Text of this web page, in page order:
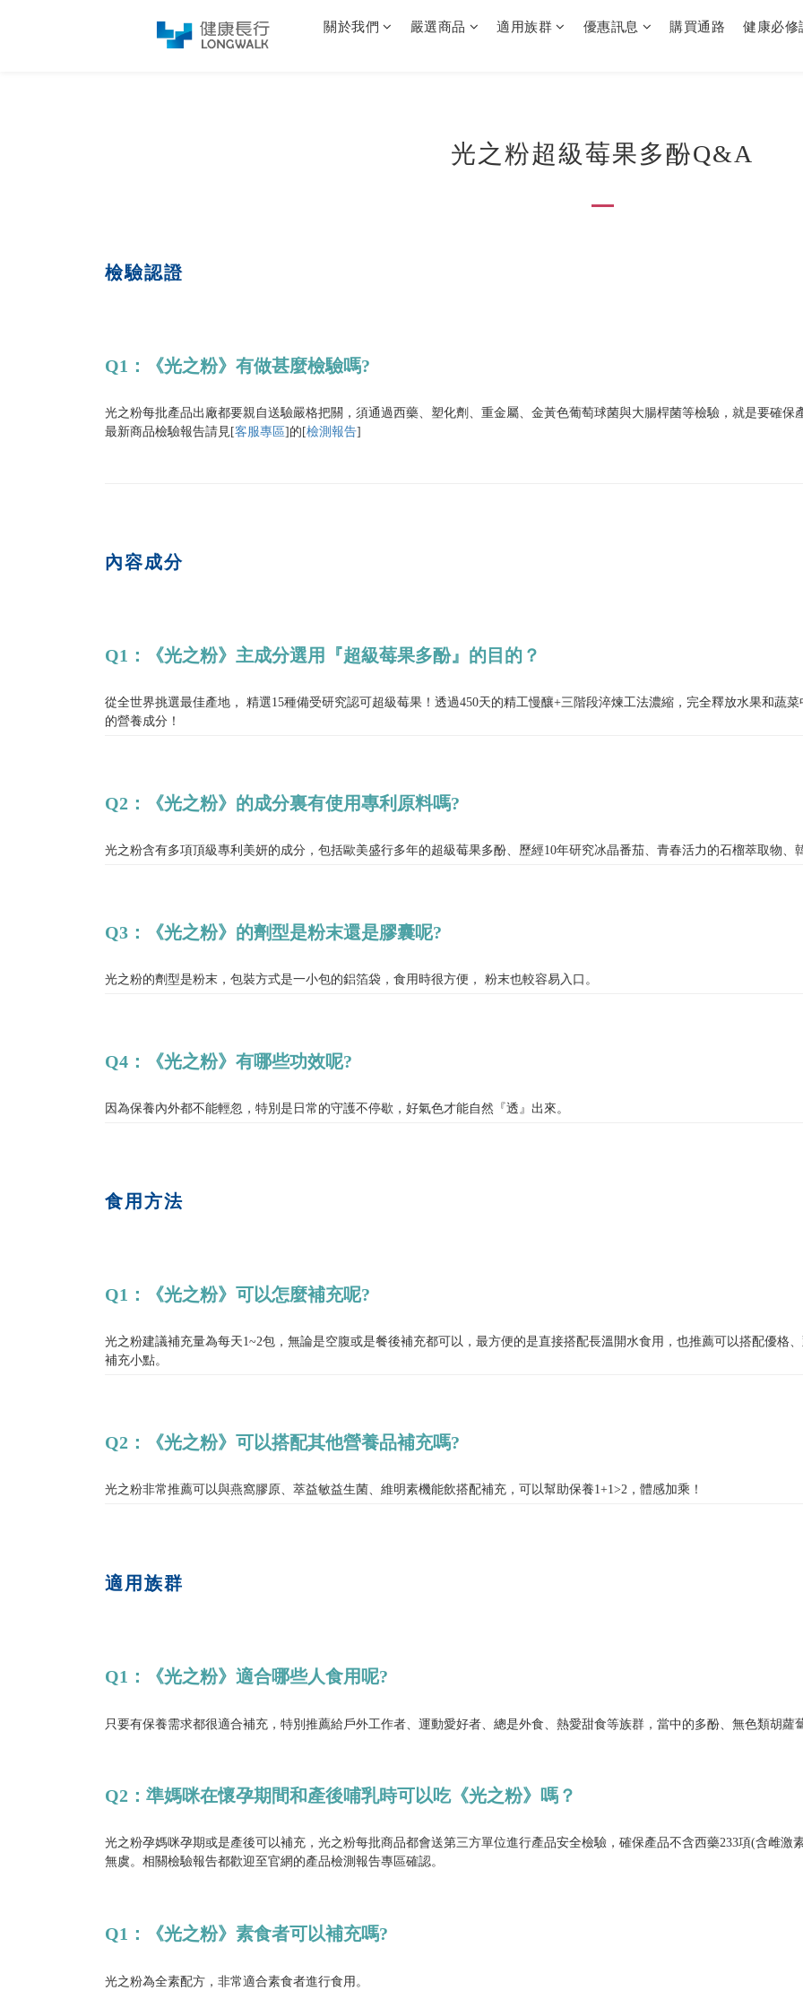
關於我們 嚴選商品 適用族群 優惠訊息 購買通路 健康必修
光之粉超級莓果多酚Q&A
檢驗認證
Q1：《光之粉》有做甚麼檢驗嗎?
光之粉每批產品出廠都要親自送驗嚴格把關，須通過西藥、塑化劑、重金屬、金黃色葡萄球菌與大腸桿菌等檢驗，就是要確保
最新商品檢驗報告請見[客服專區]的[檢測報告]
內容成分
Q1：《光之粉》主成分選用『超級莓果多酚』的目的？
從全世界挑選最佳產地， 精選15種備受研究認可超級莓果！透過450天的精工慢釀+三階段淬煉工法濃縮，完全釋放水果和蔬
的營養成分！
Q2：《光之粉》的成分裏有使用專利原料嗎?
光之粉含有多項頂級專利美妍的成分，包括歐美盛行多年的超級莓果多酚、歷經10年研究冰晶番茄、青春活力的石榴萃取物、
Q3：《光之粉》的劑型是粉末還是膠囊呢?
光之粉的劑型是粉末，包裝方式是一小包的鋁箔袋，食用時很方便， 粉末也較容易入口。
Q4：《光之粉》有哪些功效呢?
因為保養內外都不能輕忽，特別是日常的守護不停歇，好氣色才能自然『透』出來。
食用方法
Q1：《光之粉》可以怎麼補充呢?
光之粉建議補充量為每天1~2包，無論是空腹或是餐後補充都可以，最方便的是直接搭配長溫開水食用，也推薦可以搭配優格
補充小點。
Q2：《光之粉》可以搭配其他營養品補充嗎?
光之粉非常推薦可以與燕窩膠原、萃益敏益生菌、維明素機能飲搭配補充，可以幫助保養1+1>2，體感加乘！
適用族群
Q1：《光之粉》適合哪些人食用呢?
只要有保養需求都很適合補充，特別推薦給戶外工作者、運動愛好者、總是外食、熱愛甜食等族群，當中的多酚、無色類胡蘿
Q2：準媽咪在懷孕期間和產後哺乳時可以吃《光之粉》嗎？
光之粉孕媽咪孕期或是產後可以補充，光之粉每批商品都會送第三方單位進行產品安全檢驗，確保產品不含西藥233項(含雌
無虞。相關檢驗報告都歡迎至官網的產品檢測報告專區確認。
Q1：《光之粉》素食者可以補充嗎?
光之粉為全素配方，非常適合素食者進行食用。